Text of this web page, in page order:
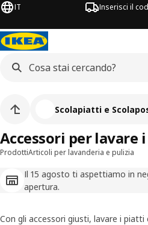
IT Inserisci il
ProdottiArticoli per lavanderia e pulizia
Il 15 agosto ti aspettiamo in
apertura.
Accessori per lavare
Scolapiatti e
Con gli accessori giusti, lavare i piatti